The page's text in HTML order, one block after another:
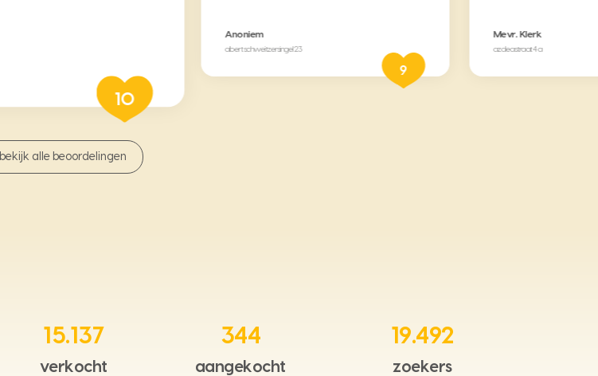
10
Anoniem
albert schweitzersingel 23
9
Mevr. Klerk
azaleastraat 4 a
bekijk alle beoordelingen
15.137
verkocht
344
aangekocht
19.492
zoekers